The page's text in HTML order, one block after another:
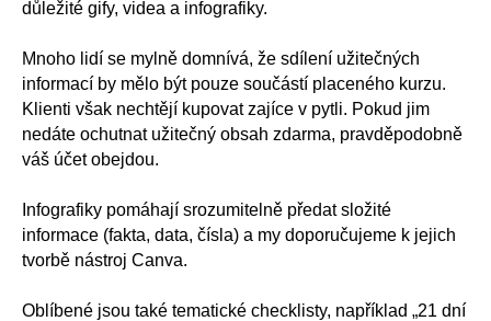
důležité gify, videa a infografiky.
Mnoho lidí se mylně domnívá, že sdílení užitečných
informací by mělo být pouze součástí placeného kurzu.
Klienti však nechtějí kupovat zajíce v pytli. Pokud jim
nedáte ochutnat užitečný obsah zdarma, pravděpodobně
váš účet obejdou.
Infografiky pomáhají srozumitelně předat složité
informace (fakta, data, čísla) a my doporučujeme k jejich
tvorbě nástroj Canva.
Oblíbené jsou také tematické checklisty, například „21 dní